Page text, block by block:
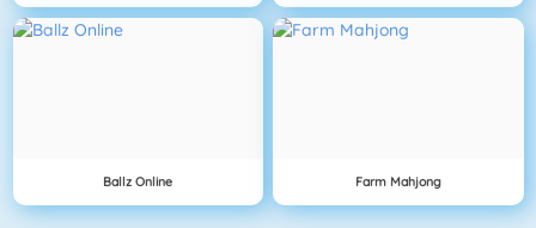
Ballz Online Farm Mahjong